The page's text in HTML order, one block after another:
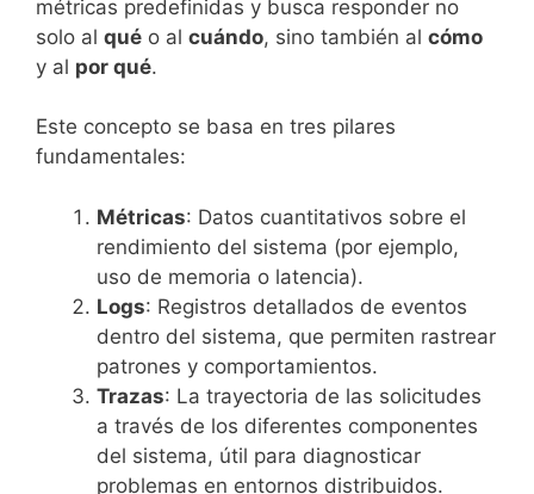
métricas predefinidas y busca responder no
solo al qué o al cuándo, sino también al cómo
y al por qué.
Este concepto se basa en tres pilares
fundamentales:
Métricas: Datos cuantitativos sobre el
rendimiento del sistema (por ejemplo,
uso de memoria o latencia).
Logs: Registros detallados de eventos
dentro del sistema, que permiten rastrear
patrones y comportamientos.
Trazas: La trayectoria de las solicitudes
a través de los diferentes componentes
del sistema, útil para diagnosticar
problemas en entornos distribuidos.